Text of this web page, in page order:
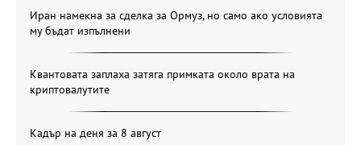
Иран намекна за сделка за Ормуз, но само ако условията
му бъдат изпълнени
Квантовата заплаха затяга примката около врата на
криптовалутите
Кадър на деня за 8 август